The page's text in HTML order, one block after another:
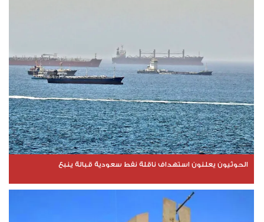
الحوثيون يعلنون استهداف ناقلة نفط سعودية قبالة ينبع